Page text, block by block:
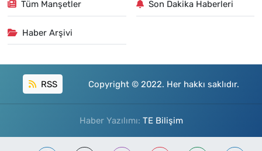
Tüm Manşetler Son Dakika Haberleri
Haber Arşivi
RSS Copyright © 2022. Her hakkı saklıdır.
Haber Yazılımı: TE Bilişim